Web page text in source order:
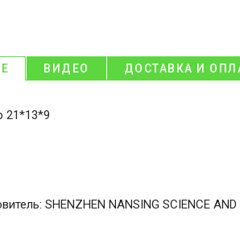
ВИДЕО ДОСТАВКА И
21*13*9
SHENZHEN NANSING SCIENCE AND